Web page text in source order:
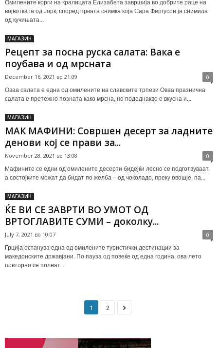
Омилените корги на кралицата Елизабета завршија во добрите раце на
војвотката од Јорк, според првата снимка која Сара Фергусон ја снимила
од кучињата...
МАГАЗИН
Рецепт за посна руска салата: Вака е
поубава и од мрсната
December 16, 2021 во 21:09 0
Оваа салата е една од омилените на славските трпези Оваа празнична
салата е претежно позната како мрсна, но подеднакво е вкусна и...
МАГАЗИН
МАК МАФИНИ: Совршен десерт за ладните
денови кој се прави за...
November 28, 2021 во 13:08 0
Мафините се едни од омилените десерти бидејќи лесно се подготвуваат,
а состојките можат да бидат по желба – од чоколадо, преку овошје, па...
МАГАЗИН
ЌЕ ВИ СЕ ЗАВРТИ ВО УМОТ ОД
ВРТОГЛАВИТЕ СУМИ – доколку...
July 7, 2021 во 10:07 0
Грција останува една од омилените туристички дестинации за
македонските државјани. По пауза од повеќе од една година, ова лето
повторно се полнат...
1 2